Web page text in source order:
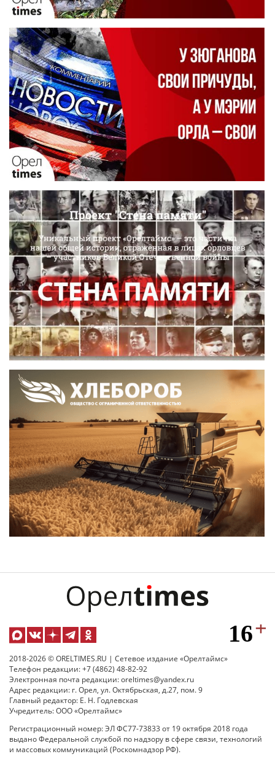
2018-2026 © ORELTIMES.RU | Сетевое издание «Орелтаймс»
Телефон редакции: +7 (4862) 48-82-92
Электронная почта редакции: oreltimes@yandex.ru
Адрес редакции: г. Орел, ул. Октябрьская, д.27, пом. 9
Главный редактор: Е. Н. Годлевская
Учредитель: ООО «Орелтаймс»
Регистрационный номер: ЭЛ ФС77-73833 от 19 октября 2018 года
выдано Федеральной службой по надзору в сфере связи, технологий
и массовых коммуникаций (Роскомнадзор РФ).